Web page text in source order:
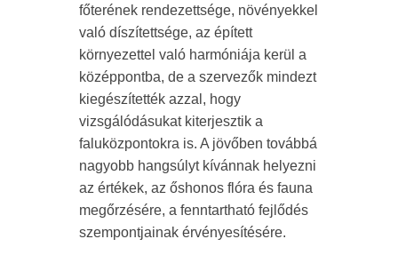
főterének rendezettsége, növényekkel
való díszítettsége, az épített
környezettel való harmóniája kerül a
középpontba, de a szervezők mindezt
kiegészítették azzal, hogy
vizsgálódásukat kiterjesztik a
faluközpontokra is. A jövőben továbbá
nagyobb hangsúlyt kívánnak helyezni
az értékek, az őshonos flóra és fauna
megőrzésére, a fenntartható fejlődés
szempontjainak érvényesítésére.